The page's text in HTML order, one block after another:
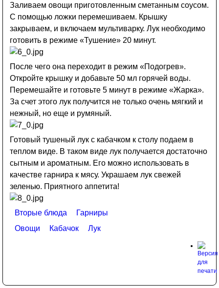
Заливаем овощи приготовленным сметанным соусом.
С помощью ложки перемешиваем. Крышку
закрываем, и включаем мультиварку. Лук необходимо
готовить в режиме «Тушение» 20 минут.
После чего она переходит в режим «Подогрев».
Откройте крышку и добавьте 50 мл горячей воды.
Перемешайте и готовьте 5 минут в режиме «Жарка».
За счет этого лук получится не только очень мягкий и
нежный, но еще и румяный.
Готовый тушеный лук с кабачком к столу подаем в
теплом виде. В таком виде лук получается достаточно
сытным и ароматным. Его можно использовать в
качестве гарнира к мясу. Украшаем лук свежей
зеленью. Приятного аппетита!
Вторые блюда
Гарниры
Овощи
Кабачок Лук